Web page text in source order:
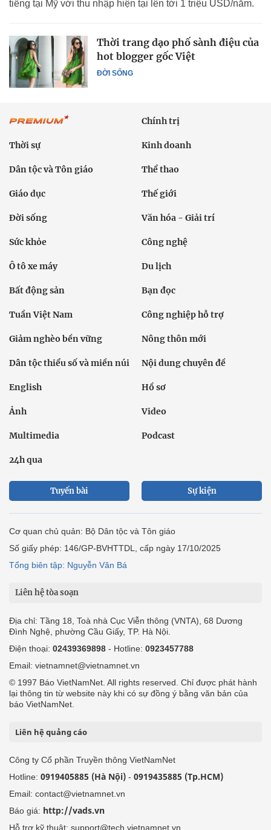
tiếng tại Mỹ với thu nhập hiện tại lên tới 1 triệu USD/năm.
ĐỜI SỐNG
Thời trang dạo phố sành điệu của
hot blogger gốc Việt
Chính trị
Thời sự Kinh doanh
Dân tộc và Tôn giáo Thể thao
Giáo dục Thế giới
Đời sống Văn hóa - Giải trí
Sức khỏe Công nghệ
Ô tô xe máy Du lịch
Bất động sản Bạn đọc
Tuần Việt Nam Công nghiệp hỗ trợ
Giảm nghèo bền vững Nông thôn mới
Dân tộc thiểu số và miền núi Nội dung chuyên đề
English Hồ sơ
Ảnh Video
Multimedia Podcast
24h qua
Tuyến bài Sự kiện
Cơ quan chủ quản: Bộ Dân tộc và Tôn giáo
Số giấy phép: 146/GP-BVHTTDL, cấp ngày 17/10/2025
Tổng biên tập: Nguyễn Văn Bá
Liên hệ tòa soạn
Địa chỉ: Tầng 18, Toà nhà Cục Viễn thông (VNTA), 68 Dương
Đình Nghệ, phường Cầu Giấy, TP. Hà Nội.
Điện thoại: 02439369898 - Hotline: 0923457788
Email: vietnamnet@vietnamnet.vn
© 1997 Báo VietNamNet. All rights reserved. Chỉ được phát hành
lại thông tin từ website này khi có sự đồng ý bằng văn bản của
báo VietNamNet.
Liên hệ quảng cáo
Công ty Cổ phần Truyền thông VietNamNet
Hotline: 0919405885 (Hà Nội) - 0919435885 (Tp.HCM)
Email: contact@vietnamnet.vn
Báo giá: http://vads.vn
Hỗ trợ kỹ thuật: support@tech.vietnamnet.vn